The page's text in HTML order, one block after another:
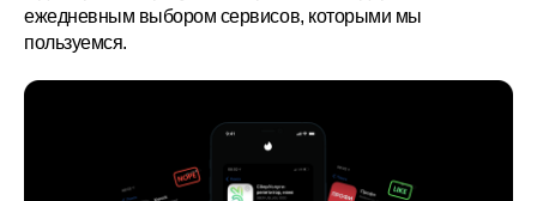
ежедневным выбором сервисов, которыми мы
пользуемся.